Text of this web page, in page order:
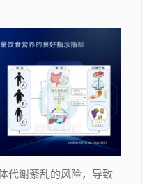
代谢紊乱的风险，导致